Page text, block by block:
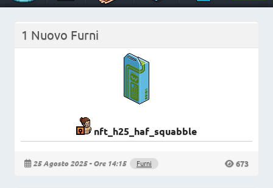
1 Nuovo Furni
nft_h25_haf_squabble
25 Agosto 2025 - Ore 14:15 Furni 673